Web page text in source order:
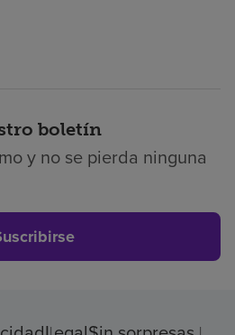
boletín
y no se pierda ninguna